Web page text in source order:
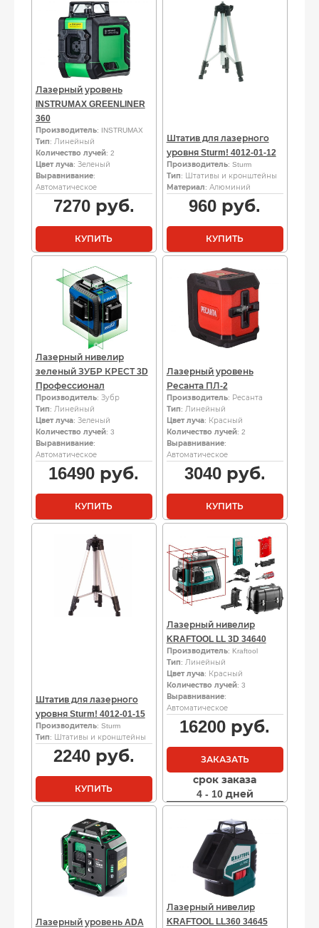
Лазерный уровень
INSTRUMAX GREENLINER
360
Производитель: INSTRUMAX
Тип: Линейный
Количество лучей: 2
Цвет луча: Зеленый
Выравнивание:
Автоматическое
7270руб.
КУПИТЬ
Штатив для лазерного
уровня Sturm! 4012-01-12
Производитель: Sturm
Тип: Штативы и кронштейны
Материал: Алюминий
960 руб.
КУПИТЬ
Лазерный нивелир
зеленый ЗУБР КРЕСТ 3D
Профессионал
Производитель: Зубр
Тип: Линейный
Цвет луча: Зеленый
Количество лучей: 3
Выравнивание:
Автоматическое
16490 руб.
КУПИТЬ
Лазерный уровень
Ресанта ПЛ-2
Производитель: Ресанта
Тип: Линейный
Цвет луча: Красный
Количество лучей: 2
Выравнивание:
Автоматическое
3040руб.
КУПИТЬ
Штатив для лазерного
уровня Sturm! 4012-01-15
Производитель: Sturm
Тип: Штативы и кронштейны
2240руб.
КУПИТЬ
Лазерный нивелир
KRAFTOOL LL 3D 34640
Производитель: Kraftool
Тип: Линейный
Цвет луча: Красный
Количество лучей: 3
Выравнивание:
Автоматическое
16200 руб.
ЗАКАЗАТЬ
срок заказа
4 - 10 дней
Лазерный уровень ADA
Лазерный нивелир
KRAFTOOL LL360 34645